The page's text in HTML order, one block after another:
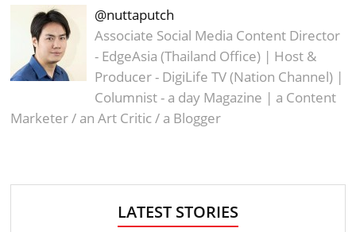
@nuttaputch
Associate Social Media Content Director
- EdgeAsia (Thailand Office) | Host &
Producer - DigiLife TV (Nation Channel) |
Columnist - a day Magazine | a Content
Marketer / an Art Critic / a Blogger
LATEST STORIES